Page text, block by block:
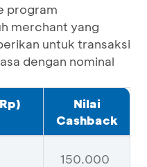
program
merchant yang
untuk transaksi
dengan nominal
Nilai
Cashback
150.000